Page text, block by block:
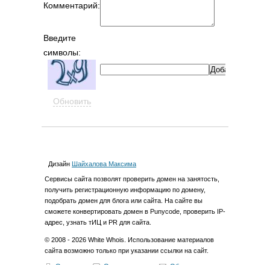
Комментарий:
Введите
символы:
Обновить
Дизайн Шайхалова Максима
Cервиcы сайта позволят проверить домен на занятость,
получить регистрационную информацию по домену,
подобрать домен для блога или сайта. На сайте вы
сможете конвертировать домен в Punycode, проверить IP-
адрес, узнать тИЦ и PR для сайта.
© 2008 - 2026 White Whois. Использование материалов
сайта возможно только при указании ссылки на сайт.